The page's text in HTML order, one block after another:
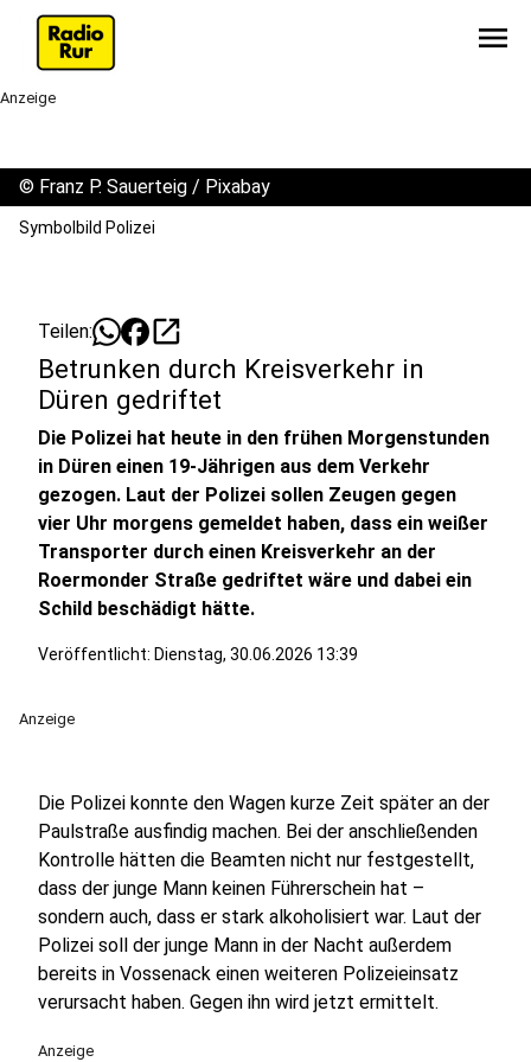
menu
Anzeige
© Franz P. Sauerteig / Pixabay
Symbolbild Polizei
Teilen: open_in_new
Betrunken durch Kreisverkehr in
Düren gedriftet
Die Polizei hat heute in den frühen Morgenstunden
in Düren einen 19-Jährigen aus dem Verkehr
gezogen. Laut der Polizei sollen Zeugen gegen
vier Uhr morgens gemeldet haben, dass ein weißer
Transporter durch einen Kreisverkehr an der
Roermonder Straße gedriftet wäre und dabei ein
Schild beschädigt hätte.
Veröffentlicht: Dienstag, 30.06.2026 13:39
Anzeige
Die Polizei konnte den Wagen kurze Zeit später an der
Paulstraße ausfindig machen. Bei der anschließenden
Kontrolle hätten die Beamten nicht nur festgestellt,
dass der junge Mann keinen Führerschein hat –
sondern auch, dass er stark alkoholisiert war. Laut der
Polizei soll der junge Mann in der Nacht außerdem
bereits in Vossenack einen weiteren Polizeieinsatz
verursacht haben. Gegen ihn wird jetzt ermittelt.
Anzeige